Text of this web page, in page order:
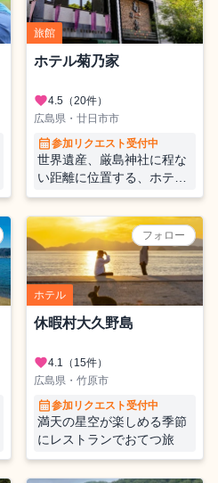
旅館
ホテル菊乃家
favorite4.5 （20件）
広島県・廿日市市
calendar_month参加リクエスト受付中
世界遺産、厳島神社に程な
い距離に位置する、ホテル
菊乃家。私達と一緒に、お
客様にとっての「思い出に
残る旅」のお手伝いをしま
せんか？
フォロー
ホテル
休暇村大久野島
favorite4.1 （15件）
広島県・竹原市
calendar_month参加リクエスト受付中
満天の星空が楽しめる季節
にレストランでおてつ旅